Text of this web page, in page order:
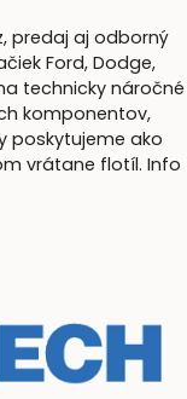
predaj aj odborný
Ford, Dodge,
technicky náročné
komponentov,
poskytujeme ako
vrátane flotíl. Info